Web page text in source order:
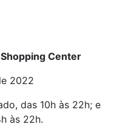
Center
2022
das 10h às 22h; e
às 22h.